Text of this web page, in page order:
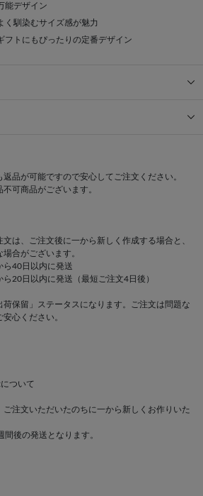
能デザイン
く馴染むサイズ感が魅力
フトにもぴったりの定番デザイン
返品が可能ですので安心してご注文ください。
可商品がございます。
文は、ご注文後に一から新しく作成する場合と、
合がございます。
40日以内に発送
20日以内に発送（最短ご注文4日後）
保留」ステータスになります。ご注文は問題な
心ください。
ついて
ご注文いただいたのちに一から新しくお作りいた
後の発送となります。